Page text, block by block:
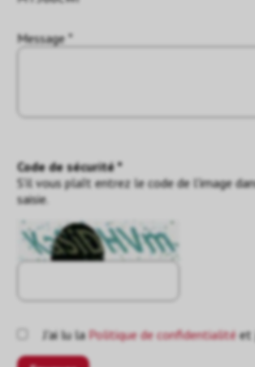
Message *
Code de sécurité *
S'il vous plaît entrez le code de l'image
saisie.
J'ai lu laPolitique de confidentialitéet